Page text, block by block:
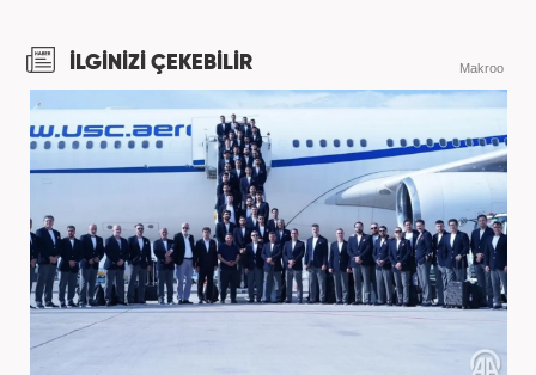
İLGİNİZİ ÇEKEBİLİR Makroo